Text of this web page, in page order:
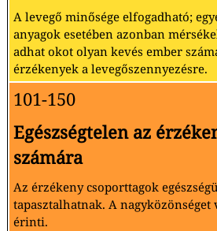
A levegő minősége elfogadható;
anyagok esetében azonban
adhat okot olyan kevés ember
érzékenyek a levegőszennyezésre.
101-150
Egészségtelen az
számára
Az érzékeny csoporttagok
tapasztalhatnak. A
érinti.